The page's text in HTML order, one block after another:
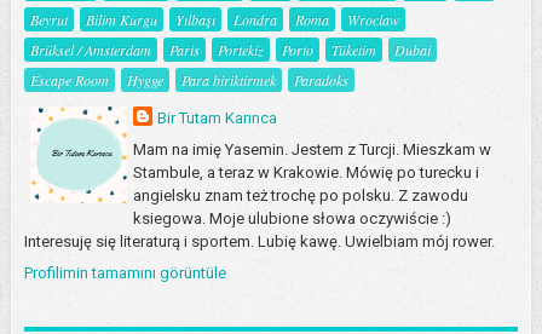
Beyrut Bilim Kurgu Yılbaşı Londra Roma
Wroclaw
Brüksel / Amsterdam
Paris Portekiz Porto Tüketim
Dubai
Escape Room
Hygge Para biriktirmek Paradoks
Bir Tutam Karınca
Mam na imię Yasemin. Jestem z Turcji. Mieszkam w
Stambule, a teraz w Krakowie. Mówię po turecku i
angielsku znam też trochę po polsku. Z zawodu
ksiegowa. Moje ulubione słowa oczywiście :)
Interesuję się literaturą i sportem. Lubię kawę. Uwielbiam mój rower.
Profilimin tamamını görüntüle